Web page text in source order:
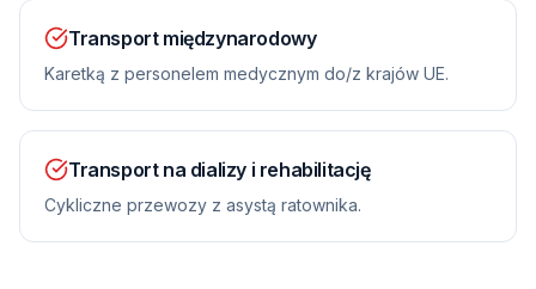
Transport międzynarodowy
Karetką z personelem medycznym do/z krajów UE.
Transport na dializy i rehabilitację
Cykliczne przewozy z asystą ratownika.